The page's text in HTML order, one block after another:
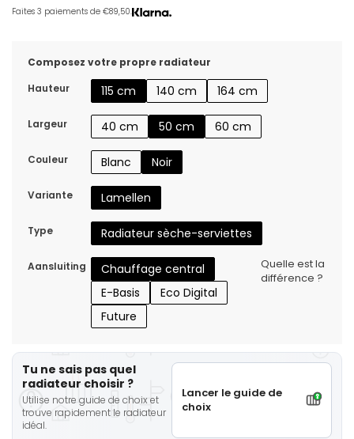
Faites 3 paiements de €89,50.
Composez votre propre radiateur
Hauteur
115 cm 140 cm 164 cm
Largeur 40 cm 50 cm 60 cm
Couleur Blanc Noir
Variante Lamellen
Type Radiateur sèche-serviettes
Aansluiting
Chauffage central
E-Basis
Eco Digital
Future
Quelle est la
différence ?
Tu ne sais pas quel
radiateur choisir ?
Utilise notre guide de choix et
trouve rapidement le radiateur
idéal.
Lancer le guide de
choix